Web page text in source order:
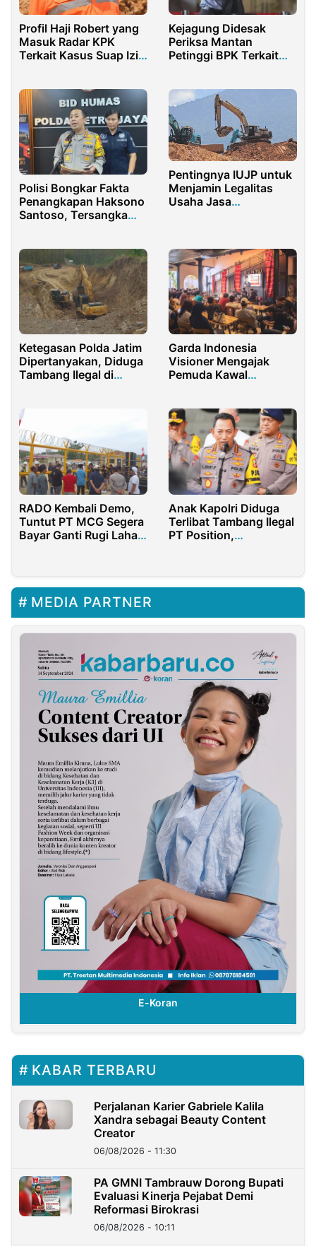
Profil Haji Robert yang
Masuk Radar KPK
Terkait Kasus Suap Izin
Kejagung Didesak
Periksa Mantan
Petinggi BPK Terkait
Polisi Bongkar Fakta
Penangkapan Haksono
Santoso, Tersangka
Pentingnya IUJP untuk
Menjamin Legalitas
Usaha Jasa
Ketegasan Polda Jatim
Dipertanyakan, Diduga
Tambang Ilegal di
Sudah Dilaporkan
Garda Indonesia
Visioner Mengajak
Pemuda Kawal
RADO Kembali Demo,
Tuntut PT MCG Segera
Bayar Ganti Rugi Lahan
Anak Kapolri Diduga
Terlibat Tambang Ilegal
PT Position,
MEDIA PARTNER
E-Koran
KABAR TERBARU
Perjalanan Karier Gabriele Kalila
Xandra sebagai Beauty Content
Creator
06/08/2026 - 11:30
PA GMNI Tambrauw Dorong Bupati
Evaluasi Kinerja Pejabat Demi
Reformasi Birokrasi
06/08/2026 - 10:11